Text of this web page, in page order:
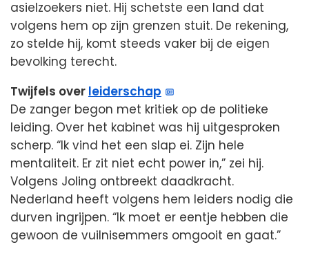
asielzoekers niet. Hij schetste een land dat
volgens hem op zijn grenzen stuit. De rekening,
zo stelde hij, komt steeds vaker bij de eigen
bevolking terecht.
Twijfels over leiderschap
De zanger begon met kritiek op de politieke
leiding. Over het kabinet was hij uitgesproken
scherp. “Ik vind het een slap ei. Zijn hele
mentaliteit. Er zit niet echt power in,” zei hij.
Volgens Joling ontbreekt daadkracht.
Nederland heeft volgens hem leiders nodig die
durven ingrijpen. “Ik moet er eentje hebben die
gewoon de vuilnisemmers omgooit en gaat.”